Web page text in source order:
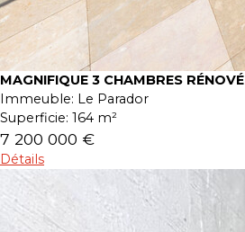
MAGNIFIQUE 3 CHAMBRES RÉNOVÉ
Immeuble: Le Parador
Superficie: 164 m²
7 200 000 €
Détails